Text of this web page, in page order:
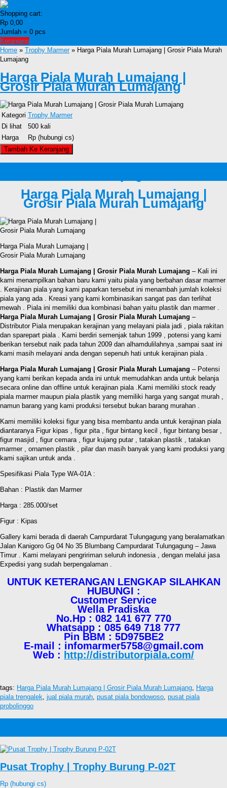
Shopping cart:
Rp 0,00
Jumlah = 0 pcs
Keranjang
Home » Trophy Marmer» Harga Piala Murah Lumajang | Grosir Piala Murah
Lumajang
Harga Piala Murah Lumajang |
Grosir Piala Murah Lumajang
Kategori Trophy Marmer
Di lihat
500 kali
Harga
Rp (hubungi cs)
Harga Piala Murah Lumajang |
Grosir Piala Murah Lumajang
Harga Piala Murah Lumajang |
Grosir Piala Murah Lumajang
Harga Piala Murah Lumajang | Grosir Piala Murah Lumajang – Kali ini
kami menampilkan bahan baru kami yaitu piala yang berbahan dasar marmer
. Kerajinan piala yang kami paparkan tersebut ini menambah jumlah koleksi
piala yang ada . Kreasi yang kami kombinasikan sangat pas dan terlihat
mewah . Piala ini memiliki dua kombinasi bahan yaitu plastik dan marmer .
Harga Piala Murah Lumajang | Grosir Piala Murah Lumajang –
Distributor Piala merupakan kerajinan yang melayani piala jadi , piala rakitan
dan sparepart piala . Kami berdiri semenjak tahun 1999 , potensi yang kami
berikan tersebut naik pada tahun 2009 dan alhamdulilahnya ,sampai saat ini
kami masih melayani anda dengan sepenuh hati untuk kerajinan piala .
Harga Piala Murah Lumajang | Grosir Piala Murah Lumajang – Potensi
yang kami berikan kepada anda ini untuk memudahkan anda untuk belanja
secara online dan offline untuk kerajinan piala .Kami memiliki stock ready
piala marmer maupun piala plastik yang memiliki harga yang sangat murah ,
namun barang yang kami produksi tersebut bukan barang murahan .
Kami memiliki koleksi figur yang bisa membantu anda untuk kerajinan piala
diantaranya Figur kipas , figur pita , figur bintang kecil , figur bintang besar ,
figur masjid , figur cemara , figur kujang putar , tatakan plastik , tatakan
marmer , ornamen plastik , pilar dan masih banyak yang kami produksi yang
kami sajikan untuk anda .
Spesifikasi Piala Type WA-01A :
Bahan : Plastik dan Marmer
Harga : 285.000/set
Figur : Kipas
Gallery kami berada di daerah Campurdarat Tulungagung yang beralamatkan
Jalan Kanigoro Gg 04 No 35 Blumbang Campurdarat Tulungagung – Jawa
Timur . Kami melayani pengririman seluruh indonesia , dengan melalui jasa
Expedisi yang sudah berpengalaman .
UNTUK KETERANGAN LENGKAP SILAHKAN
HUBUNGI :
Customer Service
Wella Pradiska
No.Hp : 082 141 677 770
Whatsapp : 085 649 718 777
Pin BBM : 5D975BE2
E-mail : infomarmer5758@gmail.com
Web : http://distributorpiala.com/
tags: Harga Piala Murah Lumajang | Grosir Piala Murah Lumajang, Harga
piala trengalek, jual piala murah, pusat piala bondowoso, pusat piala
probolinggo
Pusat Trophy | Trophy Burung P-02T
Rp (hubungi cs)